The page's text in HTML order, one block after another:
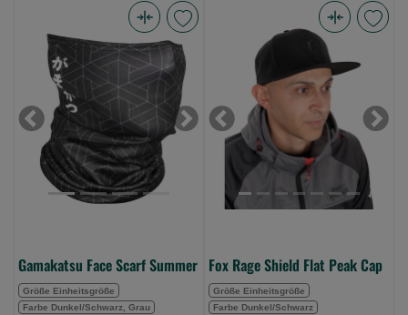
Gamakatsu
Summer
(BildPrevious Next
Gamakatsu Face Scarf Summer
Größe Einheitsgröße
Farbe Dunkel/Schwarz, Grau
Flat
Peak
(Bild
Previous Next
Fox Rage Shield Flat Peak Cap
Größe Einheitsgröße
Farbe Dunkel/Schwarz